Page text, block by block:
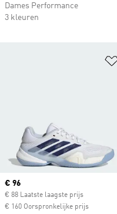
Dames Performance
3 kleuren
Current price
€ 96
€ 88 Laatste laagste prijs
€ 160 Oorspronkelijke prijs